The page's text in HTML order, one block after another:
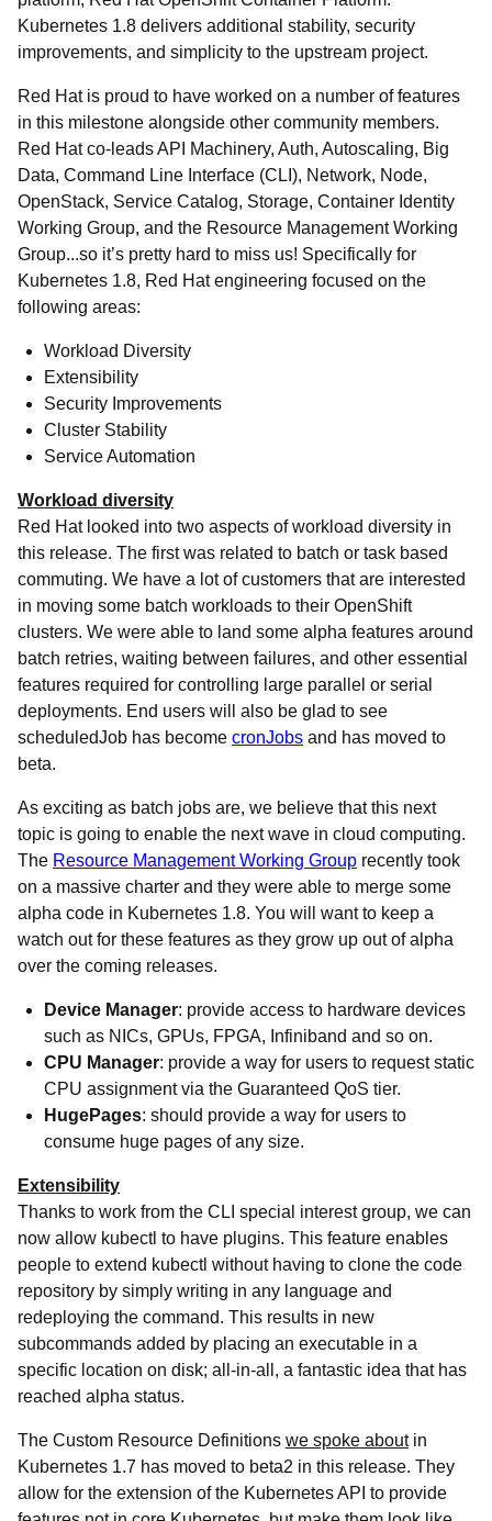
Kubernetes 1.8 delivers additional stability, security
improvements, and simplicity to the upstream project.
Red Hat is proud to have worked on a number of features
in this milestone alongside other community members.
Red Hat co-leads API Machinery, Auth, Autoscaling, Big
Data, Command Line Interface (CLI), Network, Node,
OpenStack, Service Catalog, Storage, Container Identity
Working Group, and the Resource Management Working
Group...so it’s pretty hard to miss us! Specifically for
Kubernetes 1.8, Red Hat engineering focused on the
following areas:
Workload Diversity
Extensibility
Security Improvements
Cluster Stability
Service Automation
Workload diversity
Red Hat looked into two aspects of workload diversity in
this release. The first was related to batch or task based
commuting. We have a lot of customers that are interested
in moving some batch workloads to their OpenShift
clusters. We were able to land some alpha features around
batch retries, waiting between failures, and other essential
features required for controlling large parallel or serial
deployments. End users will also be glad to see
scheduledJob has become cronJobs and has moved to
beta.
As exciting as batch jobs are, we believe that this next
topic is going to enable the next wave in cloud computing.
The Resource Management Working Group recently took
on a massive charter and they were able to merge some
alpha code in Kubernetes 1.8. You will want to keep a
watch out for these features as they grow up out of alpha
over the coming releases.
Device Manager: provide access to hardware devices
such as NICs, GPUs, FPGA, Infiniband and so on.
CPU Manager: provide a way for users to request static
CPU assignment via the Guaranteed QoS tier.
HugePages: should provide a way for users to
consume huge pages of any size.
Extensibility
Thanks to work from the CLI special interest group, we can
now allow kubectl to have plugins. This feature enables
people to extend kubectl without having to clone the code
repository by simply writing in any language and
redeploying the command. This results in new
subcommands added by placing an executable in a
specific location on disk; all-in-all, a fantastic idea that has
reached alpha status.
The Custom Resource Definitions we spoke aboutin
Kubernetes 1.7 has moved to beta2 in this release. They
allow for the extension of the Kubernetes API to provide